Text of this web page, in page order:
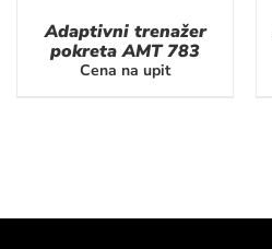
Adaptivni trenažer
pokreta AMT 783
Cena na upit